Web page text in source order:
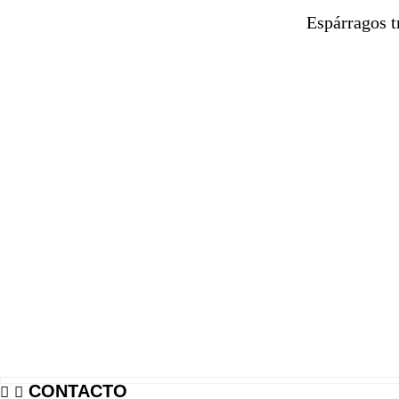
Espárragos
CONTACTO